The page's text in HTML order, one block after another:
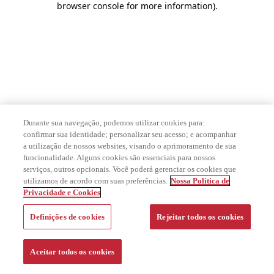
browser console for more information).
Durante sua navegação, podemos utilizar cookies para:
confirmar sua identidade; personalizar seu acesso; e acompanhar
a utilização de nossos websites, visando o aprimoramento de sua
funcionalidade. Alguns cookies são essenciais para nossos
serviços, outros opcionais. Você poderá gerenciar os cookies que
utilizamos de acordo com suas preferências. Nossa Política de
Privacidade e Cookies
Definições de cookies Rejeitar todos os cookies
Aceitar todos os cookies